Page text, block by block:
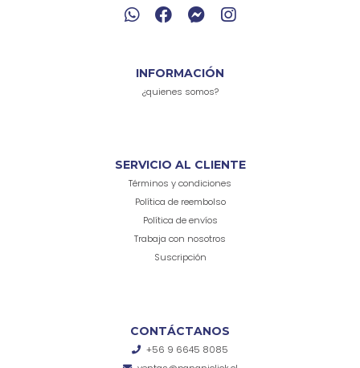
INFORMACIÓN
¿quienes somos?
SERVICIO AL CLIENTE
Términos y condiciones
Política de reembolso
Política de envíos
Trabaja con nosotros
Suscripción
CONTÁCTANOS
+56 9 6645 8085